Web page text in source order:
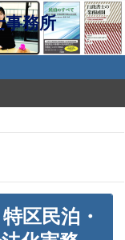
事務所
区民泊・